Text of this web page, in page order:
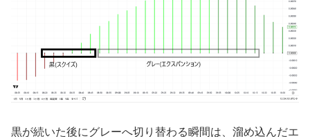
黒が続いた後にグレーへ切り替わる瞬間は、溜め込んだエ